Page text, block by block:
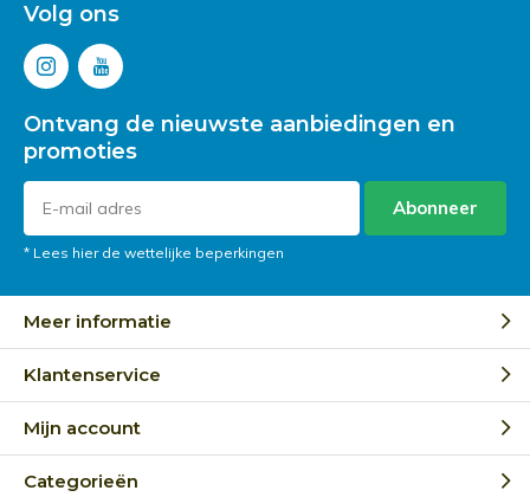
Volg ons
Ontvang de nieuwste aanbiedingen en
promoties
Abonneer
* Lees hier de wettelijke beperkingen
Meer informatie
Klantenservice
Mijn account
Categorieën